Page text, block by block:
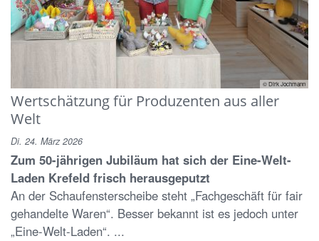
© Dirk Jochmann
Wertschätzung für Produzenten aus aller
Welt
Di. 24. März 2026
Zum 50-jährigen Jubiläum hat sich der Eine-Welt-
Laden Krefeld frisch herausgeputzt
An der Schaufensterscheibe steht „Fachgeschäft für fair
gehandelte Waren“. Besser bekannt ist es jedoch unter
„Eine-Welt-Laden“. ...